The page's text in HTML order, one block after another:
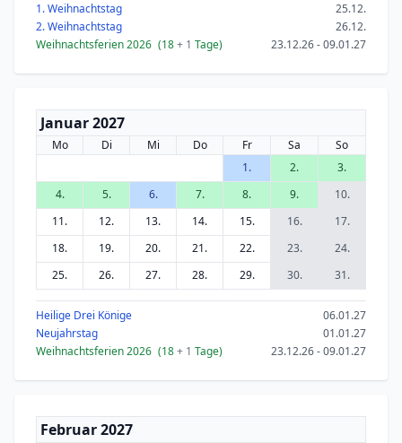
1. Weihnachtstag
25.12.
2. Weihnachtstag
26.12.
Weihnachtsferien 2026 (18+ 1 Tage) 23.12.26 - 09.01.27
Januar 2027
Mo Di Mi Do Fr Sa
So
1.
2.
3.
4.
5. 6. 7. 8. 9.
10.
11.
12. 13. 14. 15. 16.
17.
18.
19. 20. 21. 22. 23.
24.
25.
26. 27. 28. 29. 30. 31.
Heilige Drei Könige
06.01.27
Neujahrstag
01.01.27
Weihnachtsferien 2026 (18+ 1 Tage) 23.12.26 - 09.01.27
Februar 2027